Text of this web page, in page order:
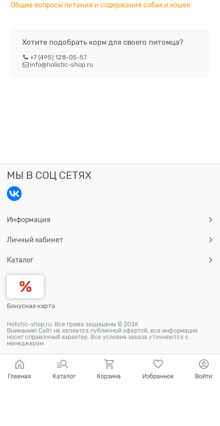
Общие вопросы питания и содержания собак и кошек
Хотите подобрать корм для своего питомца?
+7 (495) 128-05-57
info@holistic-shop.ru
МЫ В СОЦ СЕТЯХ
Информация
Личный кабинет
Каталог
Бонусная карта
Holistic-shop.ru. Все права защищены © 2026
Внимание! Сайт не является публичной офертой, вся информация
носит справочный характер. Все условия заказа уточняются с
менеджером
Главная Каталог Корзина Избранное Войти